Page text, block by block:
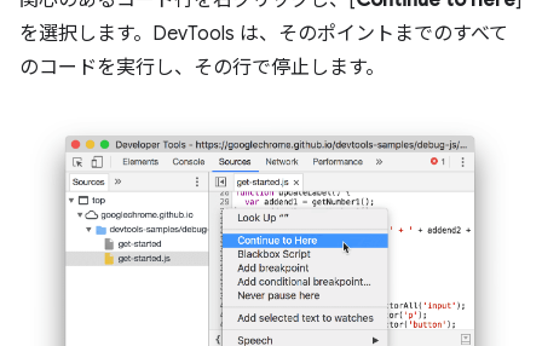
を選択します。DevTools は、そのポイントまでのすべて
のコードを実行し、その行で停止します。